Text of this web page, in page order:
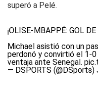
superó a Pelé.
¡OLISE-MBAPPÉ: GOL
Michael asistió con un
perdonó y convirtió el 1-0
ventaja ante Senegal.
— DSPORTS (@DSports)